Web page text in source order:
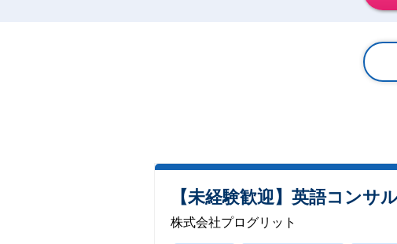
【未経験歓迎】英語コン
株式会社プログリット